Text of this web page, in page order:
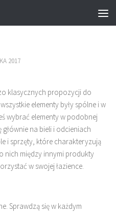
2017
klasycznych propozycji do
elementy były spólne i w
wybrać elementy w podobnej
na bieli i odcieniach
i sprzęty, które charakteryzują
nich między innymi produkty
w swojej łazience.
Sprawdzą się w każdym